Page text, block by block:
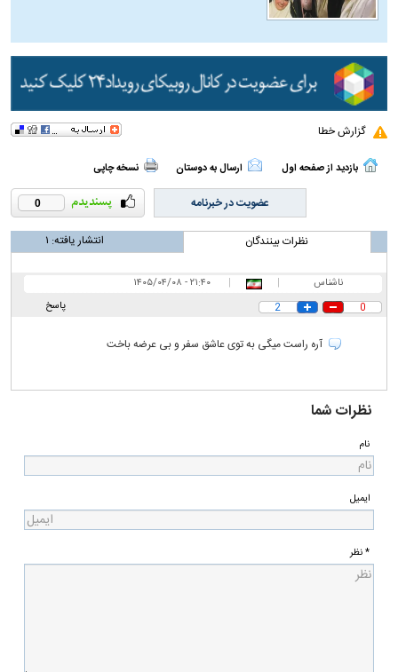
گزارش خطا
بازدید از صفحه اول ارسال به دوستان نسخه چاپی
0 عضویت در خبرنامه
نظرات بینندگان انتشار یافته: ۱
ناشناس |
|
۲۱:۴۰ - ۱۴۰۵/۰۴/۰۸
پاسخ
0
2
آره راست میگی به توی عاشق سفر و بی عرضه باخت
نظرات شما
نام
ایمیل
* نظر